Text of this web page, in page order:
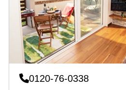
0120-76-0338